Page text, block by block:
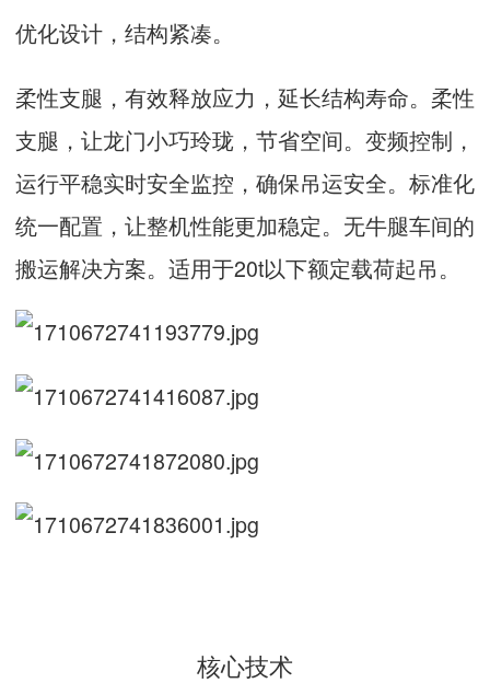
优化设计，结构紧凑。
柔性支腿，有效释放应力，延长结构寿命。柔性
支腿，让龙门小巧玲珑，节省空间。变频控制，
运行平稳实时安全监控，确保吊运安全。标准化
统一配置，让整机性能更加稳定。无牛腿车间的
搬运解决方案。适用于20t以下额定载荷起吊。
核心技术